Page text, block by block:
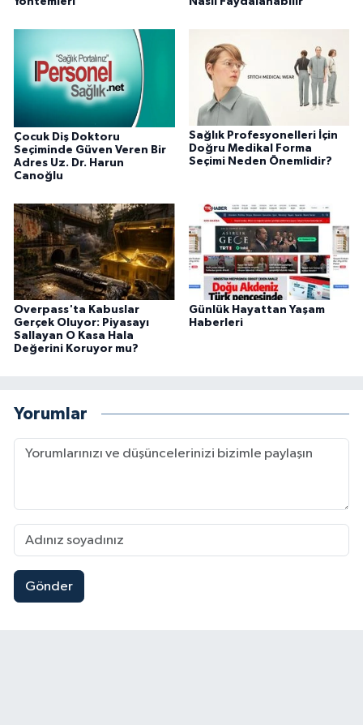
Çocuk Diş Doktoru
Seçiminde Güven Veren Bir
Adres Uz. Dr. Harun
Canoğlu
Sağlık Profesyonelleri İçin
Doğru Medikal Forma
Seçimi Neden Önemlidir?
Overpass'ta Kabuslar
Gerçek Oluyor: Piyasayı
Sallayan O Kasa Hala
Değerini Koruyor mu?
Günlük Hayattan Yaşam
Haberleri
Yorumlar
Gönder